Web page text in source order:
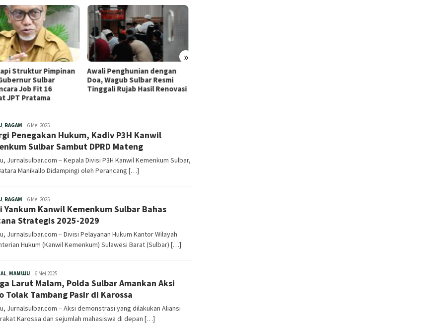
»
Penghunian dengan
Sulbar Resmi
Rujab Hasil Renovasi
Plt. Kepala Bapperida Sulbar
Tekankan Sinergi
Perencanaan dan Penguatan
, RAGAM Redaksi
6 Mei 2025
Penegakan Hukum, Kadiv P3H Kanwil
Sulbar Sambut DPRD Mateng
Jurnalsulbar.com – Kepala Divisi P3H Kanwil Kemenkum Sulbar,
Manikallo Didampingi oleh Perancang […]
, RAGAM Redaksi
6 Mei 2025
Yankum Kanwil Kemenkum Sulbar Bahas
Strategis 2025-2029
Jurnalsulbar.com – Divisi Pelayanan Hukum Kantor Wilayah
Hukum (Kanwil Kemenkum) Sulawesi Barat (Sulbar) […]
, MAMUJURedaksi
6 Mei 2025
Larut Malam, Polda Sulbar Amankan Aksi
Tolak Tambang Pasir di Karossa
Jurnalsulbar.com – Aksi demonstrasi yang dilakukan Aliansi
Karossa dan sejumlah mahasiswa di depan […]